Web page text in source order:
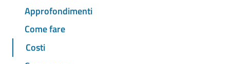
Approfondimenti
Come fare
Costi